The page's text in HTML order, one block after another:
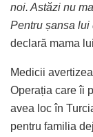
noi. Astăzi nu
Pentru șansa lui
declară mama
Medicii
Operația care îi
avea loc în
pentru familia